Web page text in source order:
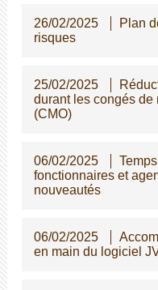
26/02/2025
Plan
risques
25/02/2025
durant les congés
(CMO)
06/02/2025
fonctionnaires et
nouveautés
06/02/2025
en main du logiciel